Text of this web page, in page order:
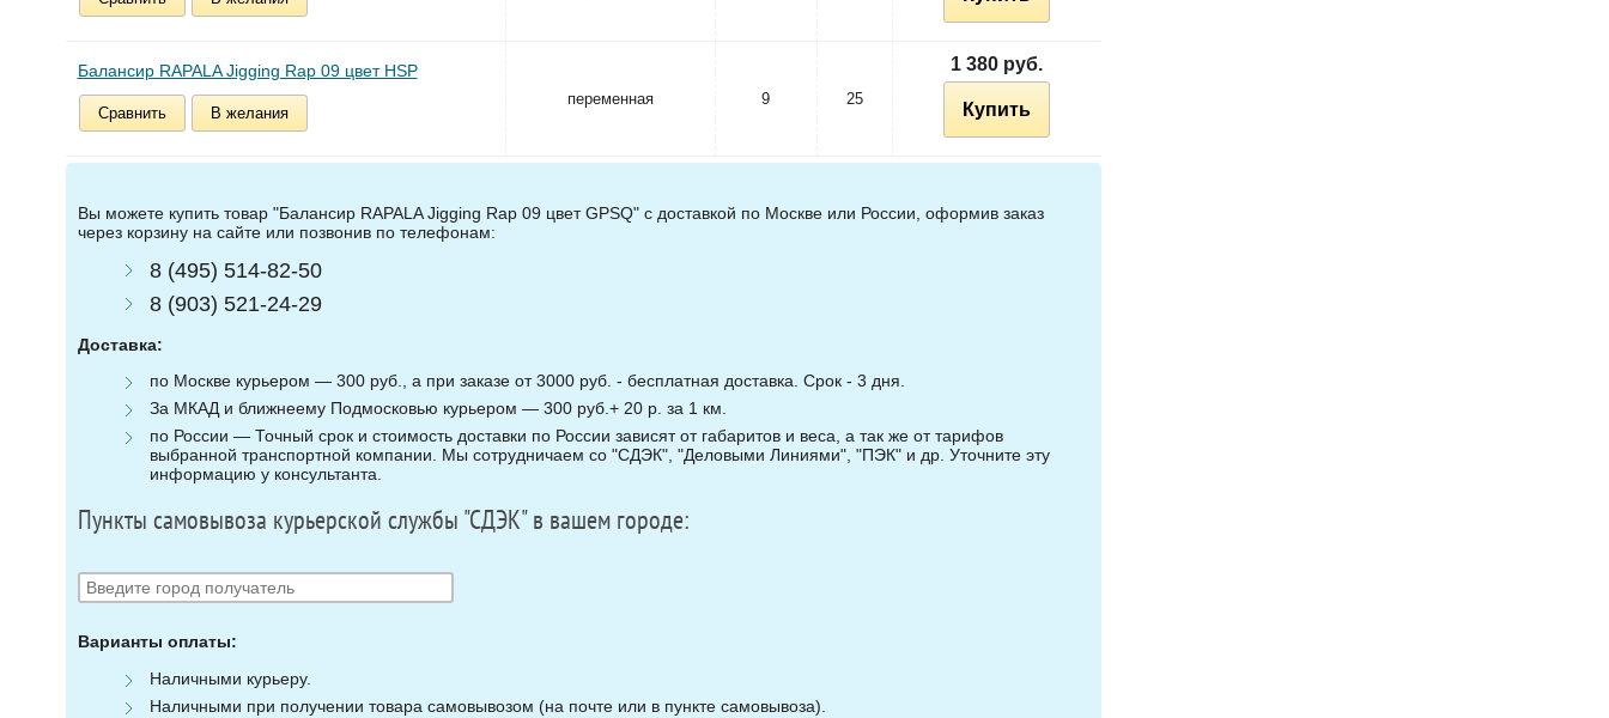
Балансир RAPALA Jigging Rap 09 цвет HSP
Сравнить В желания
переменная 9 25
1 380 руб.
Купить
Вы можете купить товар "Балансир RAPALA Jigging Rap 09 цвет GPSQ" с доставкой по Москве или России, оформив заказ
через корзину на сайте или позвонив по телефонам:
8 (495) 514-82-50
8 (903) 521-24-29
Доставка:
по Москве курьером — 300 руб., а при заказе от 3000 руб. - бесплатная доставка. Срок - 3 дня.
За МКАД и ближнеему Подмосковью курьером — 300 руб.+ 20 р. за 1 км.
по России — Точный срок и стоимость доставки по России зависят от габаритов и веса, а так же от тарифов
выбранной транспортной компании. Мы сотрудничаем со "СДЭК", "Деловыми Линиями", "ПЭК" и др. Уточните эту
информацию у консультанта.
Пункты самовывоза курьерской службы "СДЭК" в вашем городе:
Варианты оплаты:
Наличными курьеру.
Наличными при получении товара самовывозом (на почте или в пункте самовывоза).